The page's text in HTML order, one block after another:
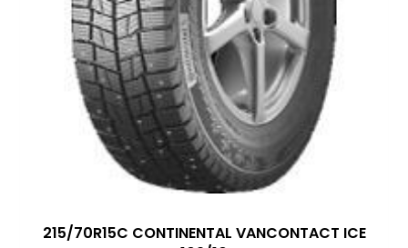
215/70R15C CONTINENTAL VANCONTACT ICE